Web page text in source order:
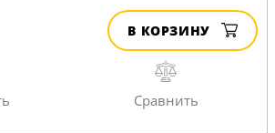
В КОРЗИНУ